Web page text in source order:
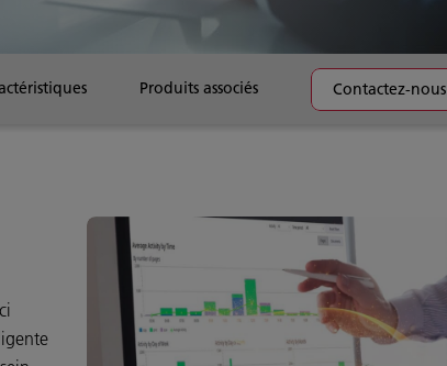
Produits associés Contactez-nous